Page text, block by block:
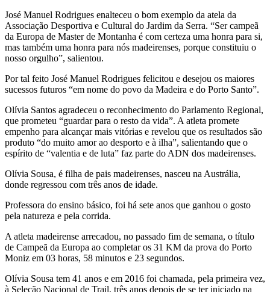
José Manuel Rodrigues enalteceu o bom exemplo da atela da
Associação Desportiva e Cultural do Jardim da Serra. “Ser campeã
da Europa de Master de Montanha é com certeza uma honra para si,
mas também uma honra para nós madeirenses, porque constituiu o
nosso orgulho”, salientou.
Por tal feito José Manuel Rodrigues felicitou e desejou os maiores
sucessos futuros “em nome do povo da Madeira e do Porto Santo”.
Olívia Santos agradeceu o reconhecimento do Parlamento Regional,
que prometeu “guardar para o resto da vida”. A atleta promete
empenho para alcançar mais vitórias e revelou que os resultados são
produto “do muito amor ao desporto e à ilha”, salientando que o
espírito de “valentia e de luta” faz parte do ADN dos madeirenses.
Olívia Sousa, é filha de pais madeirenses, nasceu na Austrália,
donde regressou com três anos de idade.
Professora do ensino básico, foi há sete anos que ganhou o gosto
pela natureza e pela corrida.
A atleta madeirense arrecadou, no passado fim de semana, o título
de Campeã da Europa ao completar os 31 KM da prova do Porto
Moniz em 03 horas, 58 minutos e 23 segundos.
Olívia Sousa tem 41 anos e em 2016 foi chamada, pela primeira vez,
à Seleção Nacional de Trail, três anos depois de se ter iniciado na